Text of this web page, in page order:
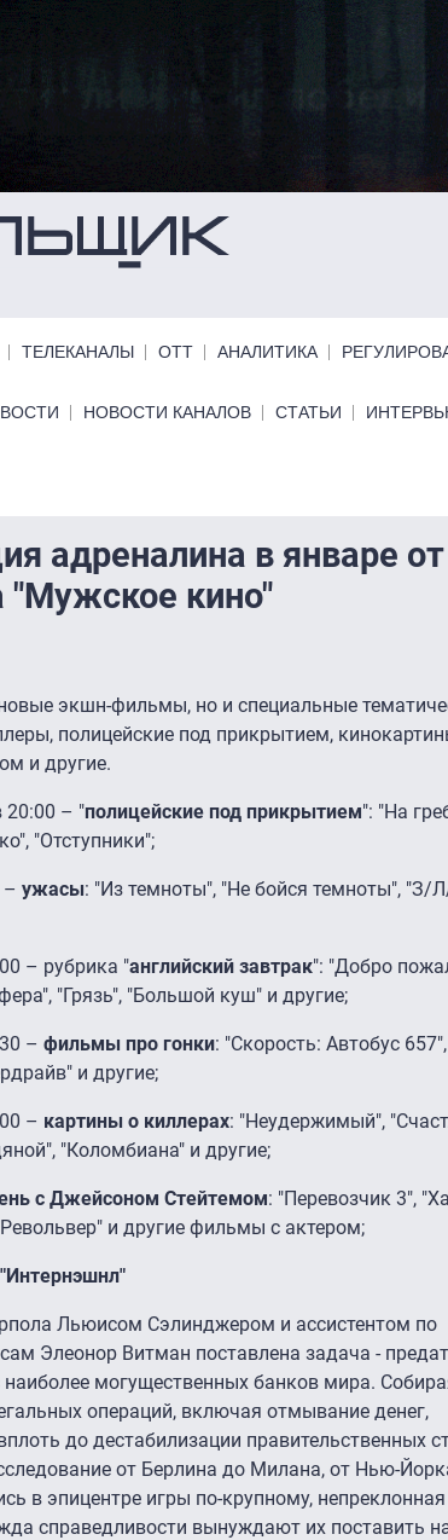
ТЕЛЕКАНАЛЫ ОТТ АНАЛИТИКА
НОВОСТИ КАНАЛОВ СТАТЬИ
адреналина в январе от
"Мужское кино"
экшн-фильмы, но и специальные
полицейские под прикрытием,
и другие.
20:00 – "полицейские под прикрытием": "На
"Отступники";
– ужасы: "Из темноты", "Не бойся темноты", "З/
– рубрика "английский завтрак": "Добро
"Грязь", "Большой куш" и другие;
– фильмы про гонки: "Скорость: Автобус 657",
и другие;
– картины о киллерах: "Неудержимый",
"Коломбиана" и другие;
с Джейсоном Стейтемом: "Перевозчик 3",
и другие фильмы с актером;
Льюисом Сэлинджером и ассистентом по
Элеонор Витман поставлена задача -
могущественных банков мира.
операций, включая отмывание денег,
до дестабилизации правительственных
от Берлина до Милана, от Нью-
в эпицентре игры по-крупному, непреклонная
справедливости вынуждают их поставить